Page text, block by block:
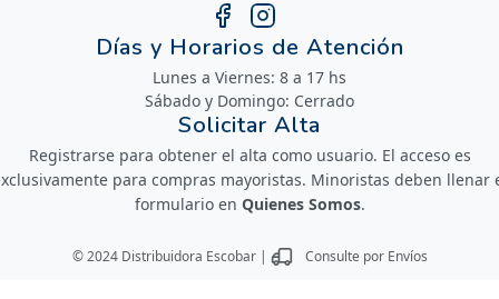
Días y Horarios de Atención
Lunes a Viernes: 8 a 17 hs
Sábado y Domingo: Cerrado
Solicitar Alta
Registrarse para obtener el alta como usuario. El acceso es
para compras mayoristas. Minoristas deben llenar
formulario en Quienes Somos.
© 2024 Distribuidora Escobar | Consulte por Envíos